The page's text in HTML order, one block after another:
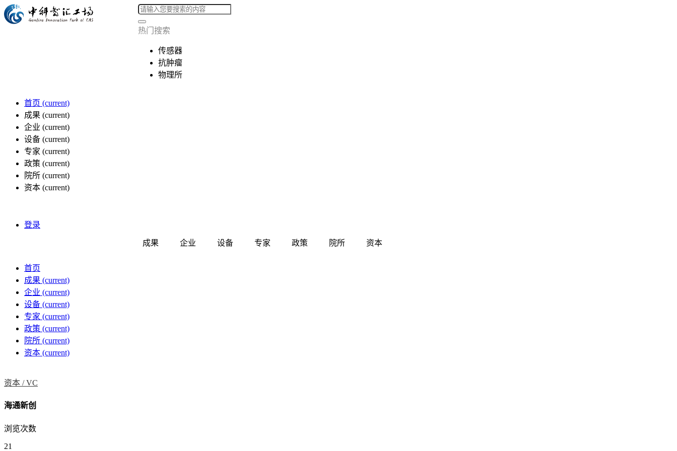
热门搜索
传感器
抗肿瘤
物理所
首页 (current)
成果 (current)
企业 (current)
设备 (current)
专家 (current)
政策 (current)
院所 (current)
资本 (current)
登录
成果 企业 设备 专家 政策 院所 资本
首页
成果 (current)
企业 (current)
设备 (current)
专家 (current)
政策 (current)
院所 (current)
资本 (current)
资本 /VC
海通新创
浏览次数
21